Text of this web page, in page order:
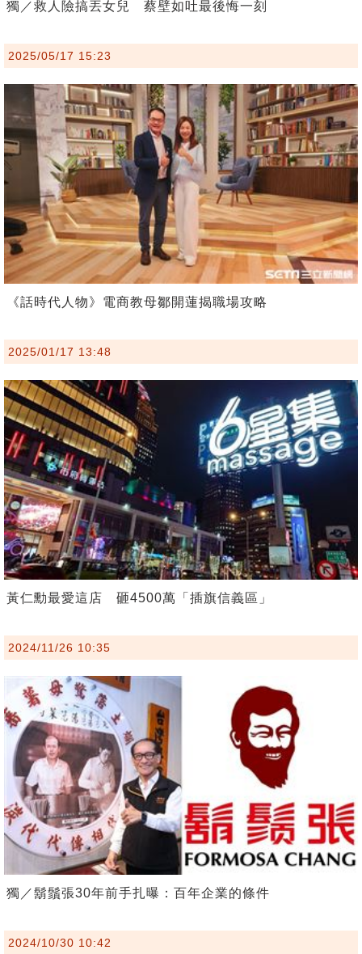
獨／救人險搞丟女兒 蔡壁如吐最後悔一刻
2025/05/17 15:23
《話時代人物》電商教母鄒開蓮揭職場攻略
2025/01/17 13:48
黃仁勳最愛這店 砸4500萬「插旗信義區」
2024/11/26 10:35
獨／鬍鬚張30年前手扎曝：百年企業的條件
2024/10/30 10:42